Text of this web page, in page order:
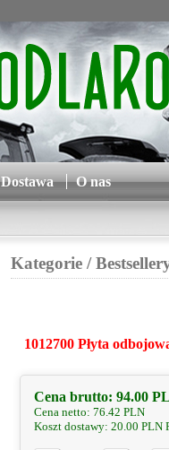
Dostawa O nas
Kategorie /
1012700 Płyta
Cena brutto: 94.00
Cena netto: 76.42 PLN
Koszt dostawy: 20.00 PLN